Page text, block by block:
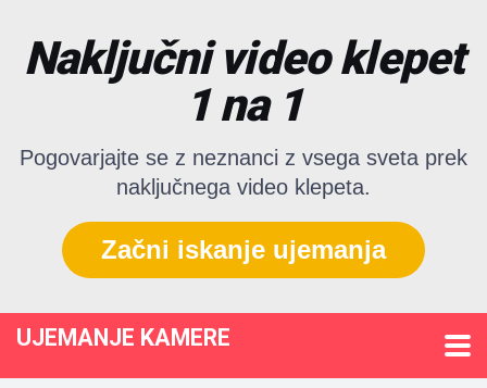
Naključni video klepet
1 na 1
Pogovarjajte se z neznanci z vsega sveta prek
naključnega video klepeta.
Začni iskanje ujemanja
UJEMANJE KAMERE